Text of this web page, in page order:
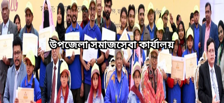
উপজেলা সমাজসেবা কার্যালয়